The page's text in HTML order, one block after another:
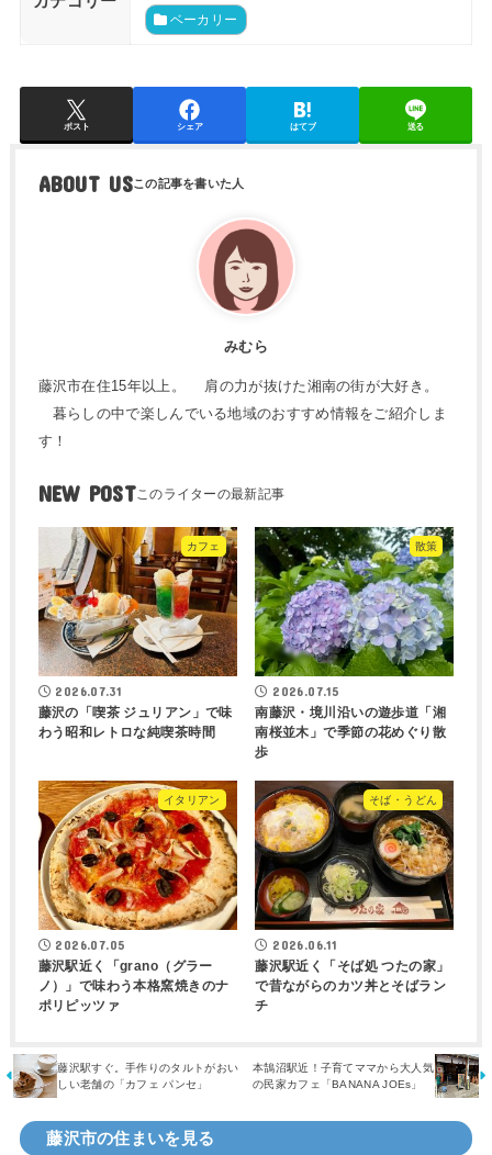
ベーカリー
ポスト シェア はてブ 送る
ABOUT US
みむら
藤沢市在住15年以上。 肩の力が抜けた湘南の街が大好き。
暮らしの中で楽しんでいる地域のおすすめ情報をご紹介しま
す！
NEW POST
カフェ
2026.07.31
藤沢の「喫茶 ジュリアン」で味
わう昭和レトロな純喫茶時間
散策
2026.07.15
南藤沢・境川沿いの遊歩道「湘
南桜並木」で季節の花めぐり散
歩
イタリアン
2026.07.05
藤沢駅近く「grano（グラー
ノ）」で味わう本格窯焼きのナ
ポリピッツァ
そば・うどん
2026.06.11
藤沢駅近く「そば処 つたの家」
で昔ながらのカツ丼とそばラン
チ
藤沢駅すぐ。手作りのタルトがおい
しい老舗の「カフェ パンセ」
本鵠沼駅近！子育てママから大人気
の民家カフェ「BANANA JOEs」
藤沢市の住まいを見る